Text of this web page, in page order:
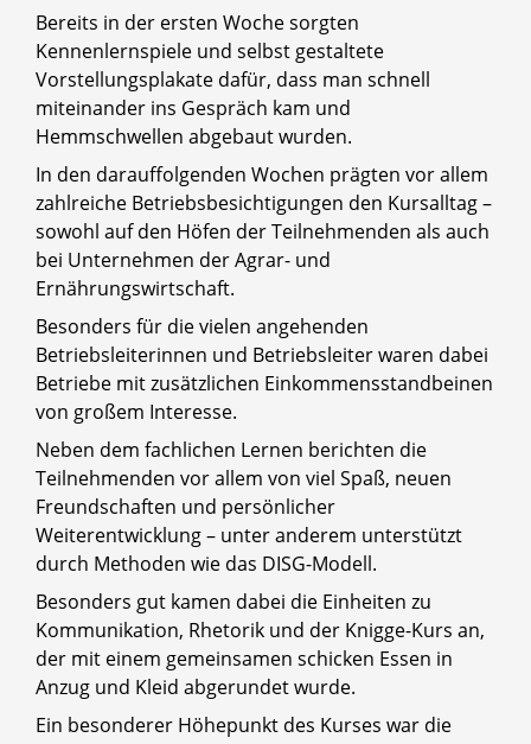
Bereits in der ersten Woche sorgten
Kennenlernspiele und selbst gestaltete
Vorstellungsplakate dafür, dass man schnell
miteinander ins Gespräch kam und
Hemmschwellen abgebaut wurden.
In den darauffolgenden Wochen prägten vor allem
zahlreiche Betriebsbesichtigungen den Kursalltag –
sowohl auf den Höfen der Teilnehmenden als auch
bei Unternehmen der Agrar- und
Ernährungswirtschaft.
Besonders für die vielen angehenden
Betriebsleiterinnen und Betriebsleiter waren dabei
Betriebe mit zusätzlichen Einkommensstandbeinen
von großem Interesse.
Neben dem fachlichen Lernen berichten die
Teilnehmenden vor allem von viel Spaß, neuen
Freundschaften und persönlicher
Weiterentwicklung – unter anderem unterstützt
durch Methoden wie das DISG-Modell.
Besonders gut kamen dabei die Einheiten zu
Kommunikation, Rhetorik und der Knigge-Kurs an,
der mit einem gemeinsamen schicken Essen in
Anzug und Kleid abgerundet wurde.
Ein besonderer Höhepunkt des Kurses war die